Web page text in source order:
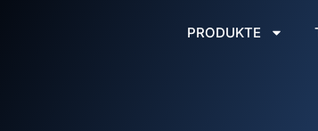
PRODUKTE